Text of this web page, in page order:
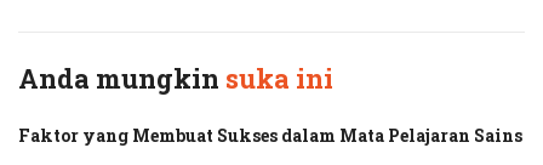
Anda mungkin suka ini
Faktor yang Membuat Sukses dalam Mata Pelajaran Sains